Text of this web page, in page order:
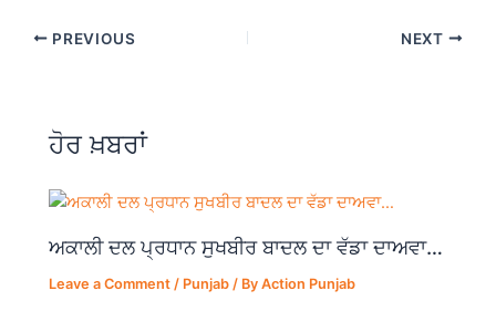
c
e
o
o
k
at
s
p
p
ar
e
PREVIOUS NEXT
ਹੋਰ ਖ਼ਬਰਾਂ
ਅਕਾਲੀ ਦਲ ਪ੍ਰਧਾਨ ਸੁਖਬੀਰ ਬਾਦਲ ਦਾ ਵੱਡਾ ਦਾਅਵਾ…
Leave a Comment / Punjab / ByAction Punjab